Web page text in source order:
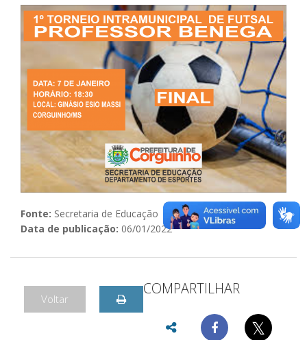
Fonte: Secretaria de Educação
Data de publicação: 06/01/2022
Voltar
COMPARTILHAR
𝕏